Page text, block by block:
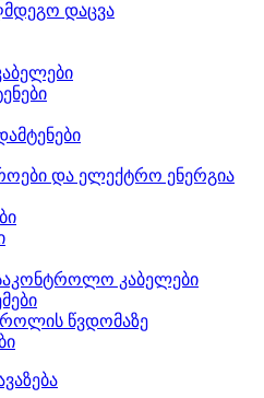
დაცვა
და ელექტრო ენერგია
კაბელები
წვდომაზე